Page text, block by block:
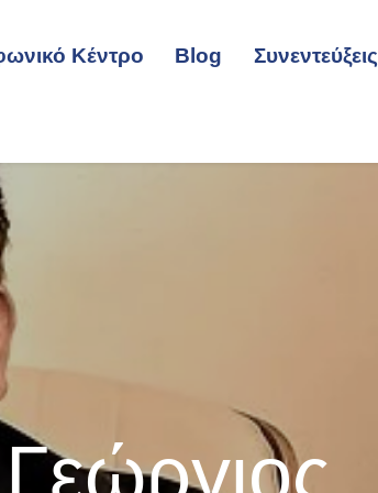
Κέντρο Blog